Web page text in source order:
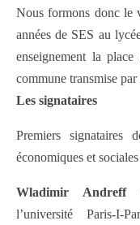
Nous formons donc le
années de SES au
enseignement la
commune transmise par
Les signataires
Premiers signataires
économiques et
Wladimir Andreff
l’université Paris-I-